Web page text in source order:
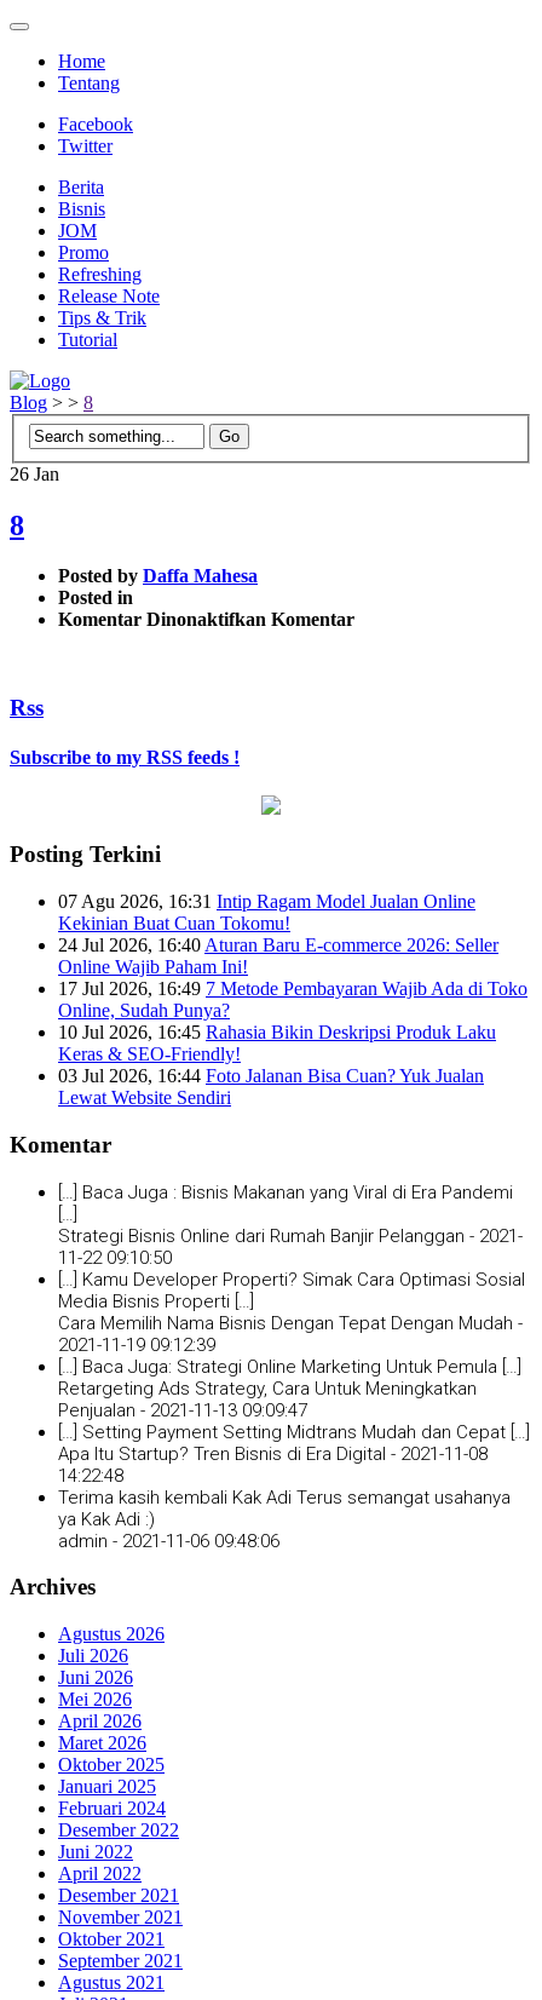
Home
Tentang
Facebook
Twitter
Berita
Bisnis
JOM
Promo
Refreshing
Release Note
Tips & Trik
Tutorial
Blog > > 8
26 Jan
8
Posted by Daffa Mahesa
Posted in
Komentar Dinonaktifkan pada
Komentar
Rss
Subscribe to my RSS feeds !
Posting Terkini
07 Agu 2026, 16:31 Intip Ragam Model Jualan Online
Kekinian Buat Cuan Tokomu!
24 Jul 2026, 16:40 Aturan Baru E-commerce 2026: Seller
Online Wajib Paham Ini!
17 Jul 2026, 16:49 7 Metode Pembayaran Wajib Ada di Toko
Online, Sudah Punya?
10 Jul 2026, 16:45 Rahasia Bikin Deskripsi Produk Laku
Keras & SEO-Friendly!
03 Jul 2026, 16:44 Foto Jalanan Bisa Cuan? Yuk Jualan
Lewat Website Sendiri
Komentar
[…] Baca Juga : Bisnis Makanan yang Viral di Era Pandemi
Strategi Bisnis Online dari Rumah Banjir Pelanggan - 2021-
11-22 09:10:50
[…] Kamu Developer Properti? Simak Cara Optimasi Sosial
Media Bisnis Properti […]
Cara Memilih Nama Bisnis Dengan Tepat Dengan Mudah -
2021-11-19 09:12:39
[…] Baca Juga: Strategi Online Marketing Untuk Pemula […]
Retargeting Ads Strategy, Cara Untuk Meningkatkan
Penjualan - 2021-11-13 09:09:47
[…] Setting Payment Setting Midtrans Mudah dan Cepat […]
Apa Itu Startup? Tren Bisnis di Era Digital - 2021-11-08
14:22:48
Terima kasih kembali Kak Adi Terus semangat usahanya
ya Kak Adi :)
admin - 2021-11-06 09:48:06
Archives
Agustus 2026
Juli 2026
Juni 2026
Mei 2026
April 2026
Maret 2026
Oktober 2025
Januari 2025
Februari 2024
Desember 2022
Juni 2022
April 2022
Desember 2021
November 2021
Oktober 2021
September 2021
Agustus 2021